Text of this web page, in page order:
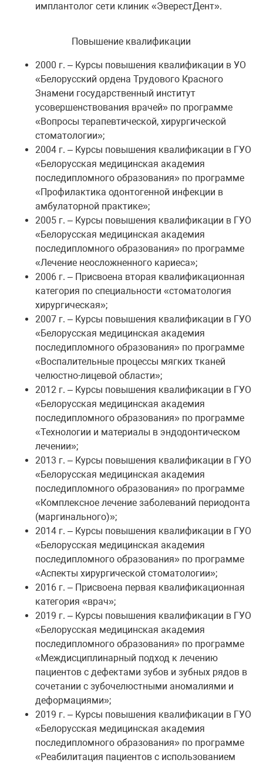
имплантолог сети клиник «ЭверестДент».
Повышение квалификации
2000 г. – Курсы повышения квалификации в УО
«Белорусский ордена Трудового Красного
Знамени государственный институт
усовершенствования врачей» по программе
«Вопросы терапевтической, хирургической
стоматологии»;
2004 г. – Курсы повышения квалификации в ГУО
«Белорусская медицинская академия
последипломного образования» по программе
«Профилактика одонтогенной инфекции в
амбулаторной практике»;
2005 г. – Курсы повышения квалификации в ГУО
«Белорусская медицинская академия
последипломного образования» по программе
«Лечение неосложненного кариеса»;
2006 г. – Присвоена вторая квалификационная
категория по специальности «стоматология
хирургическая»;
2007 г. – Курсы повышения квалификации в ГУО
«Белорусская медицинская академия
последипломного образования» по программе
«Воспалительные процессы мягких тканей
челюстно-лицевой области»;
2012 г. – Курсы повышения квалификации в ГУО
«Белорусская медицинская академия
последипломного образования» по программе
«Технологии и материалы в эндодонтическом
лечении»;
2013 г. – Курсы повышения квалификации в ГУО
«Белорусская медицинская академия
последипломного образования» по программе
«Комплексное лечение заболеваний периодонта
(маргинального)»;
2014 г. – Курсы повышения квалификации в ГУО
«Белорусская медицинская академия
последипломного образования» по программе
«Аспекты хирургической стоматологии»;
2016 г. – Присвоена первая квалификационная
категория «врач»;
2019 г. – Курсы повышения квалификации в ГУО
«Белорусская медицинская академия
последипломного образования» по программе
«Междисциплинарный подход к лечению
пациентов с дефектами зубов и зубных рядов в
сочетании с зубочелюстными аномалиями и
деформациями»;
2019 г. – Курсы повышения квалификации в ГУО
«Белорусская медицинская академия
последипломного образования» по программе
«Реабилитация пациентов с использованием